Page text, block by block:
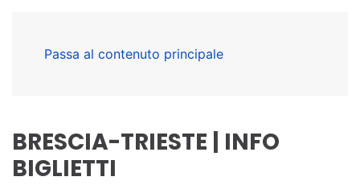
Passa al contenuto principale
BRESCIA-TRIESTE | INFO
BIGLIETTI